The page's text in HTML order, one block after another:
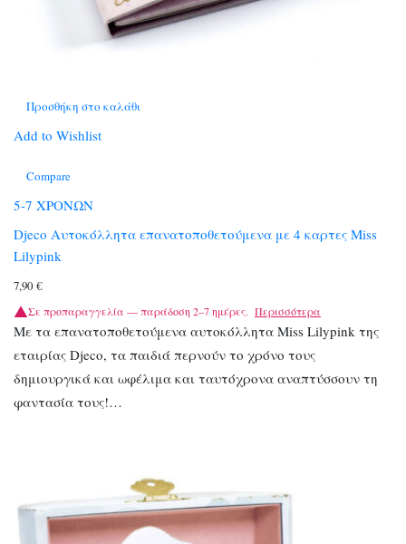
Προσθήκη στο καλάθι
Add to Wishlist
Compare
5-7 ΧΡΟΝΩΝ
Djeco Αυτοκόλλητα επανατοποθετούμενα με 4 καρτες Miss
Lilypink
7,90 €
Σε προπαραγγελία — παράδοση 2–7 ημέρες. Περισσότερα
Με τα επανατοποθετούμενα αυτοκόλλητα Miss Lilypink της
εταιρίας Djeco, τα παιδιά περνούν το χρόνο τους
δημιουργικά και ωφέλιμα και ταυτόχρονα αναπτύσσουν τη
φαντασία τους!…